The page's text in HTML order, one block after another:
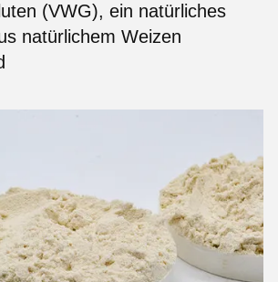
(VWG), ein natürliches
natürlichem Weizen